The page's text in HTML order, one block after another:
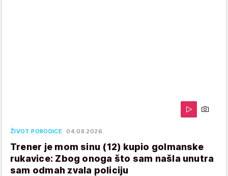
ŽIVOT PORODICE 04.08.2026.
Trener je mom sinu (12) kupio golmanske
rukavice: Zbog onoga što sam našla unutra
sam odmah zvala policiju